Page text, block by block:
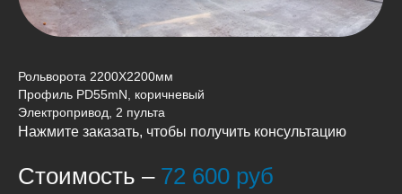
Рольворота 2200Х2200мм
Профиль PD55mN, коричневый
Электропривод, 2 пульта
Нажмите заказать, чтобы получить консультацию
Стоимость – 72 600 руб